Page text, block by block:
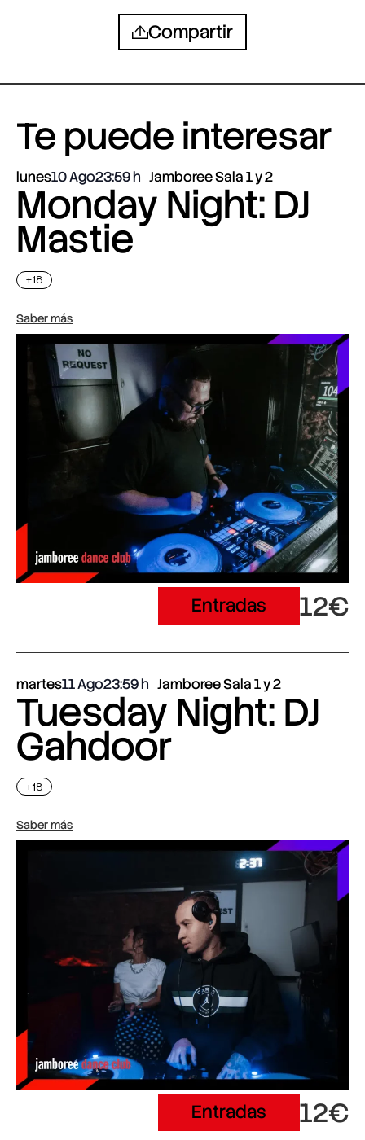
Compartir
Te puede interesar
lunes10 Ago23:59 Jamboree Sala 1 y 2
Monday Night: DJ
Mastie
+18
Saber más
Entradas 12€
martes11 Ago23:59 Jamboree Sala 1 y 2
Tuesday Night: DJ
Gahdoor
+18
Saber más
Entradas 12€